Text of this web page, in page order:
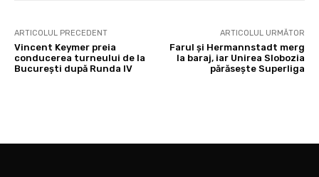
ARTICOLUL PRECEDENT
Vincent Keymer preia
conducerea turneului de la
București după Runda IV
ARTICOLUL URMĂTOR
Farul și Hermannstadt merg
la baraj, iar Unirea Slobozia
părăsește Superliga